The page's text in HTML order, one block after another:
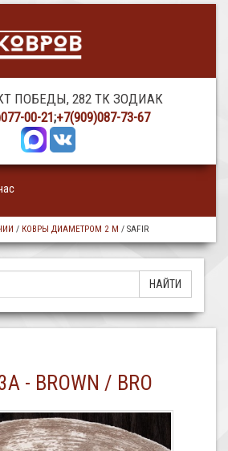
ПОБЕДЫ, 282 ТК ЗОДИАК
00-21;+7(909)087-73-67
/ КОВРЫ ДИАМЕТРОМ 2 М / SAFIR
- BROWN / BRO